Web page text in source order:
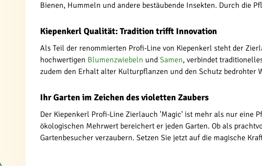
Bienen, Hummeln und andere bestäubende Insekten. Durch die
Kiepenkerl Qualität: Tradition trifft Innovation
Als Teil der renommierten Profi-Line von Kiepenkerl steht der
hochwertigen Blumenzwiebeln und Samen, verbindet
zudem den Erhalt alter Kulturpflanzen und den Schutz bedrohter
Ihr Garten im Zeichen des violetten Zaubers
Der Kiepenkerl Profi-Line Zierlauch 'Magic' ist mehr als nur eine
ökologischen Mehrwert bereichert er jeden Garten. Ob als
Gartenbesucher verzaubern. Setzen Sie jetzt auf die magische